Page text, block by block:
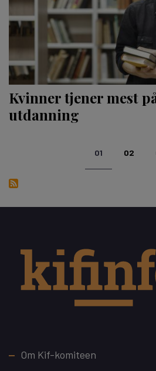
Kvinner tjener mest
utdanning
01 02
Footer
Om Kif-komiteen